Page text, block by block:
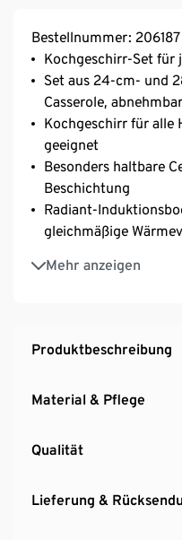
Bestellnummer: 206187
Kochgeschirr-Set für
Set aus 24-cm- und
Casserole,
Kochgeschirr für alle
geeignet
Besonders haltbare
Beschichtung
Radiant-
gleichmäßige
Mehr anzeigen
Ohne Griff
Griff mit
Tragkraft mit Griff bis
Ohne PFAS hergestellt
Produktbeschreibung
Material & Pflege
Qualität
Lieferung &